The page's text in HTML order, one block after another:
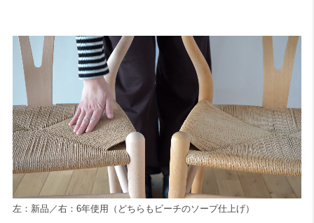
左：新品／右：6年使用（どちらもビーチのソープ仕上げ）